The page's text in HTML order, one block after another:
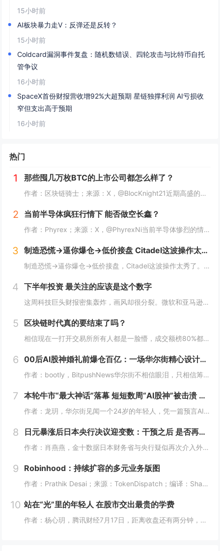
15小时前
AI板块暴力走V：反弹还是反转？
15小时前
Coldcard漏洞事件复盘：随机数错误、四轮攻击与比特币自托
管争议
16小时前
SpaceX首份财报营收增92%大超预期 星链独撑利润 AI亏损收
窄但支出高于预期
16小时前
热门
1 那些囤几万枚BTC的上市公司都怎么样了？
作者：区块链骑士；来源：X，@BlocKnight21近期高盛的一纸清算通知，让Strategy再次被推上了风口浪尖。7月29日到期的挂钩Strategy股票的结构性债券，每1000美元投资仅能收回约217美元，亏损近80%。而问题出在一个...
2 当前半导体疯狂行情下 能否做空长鑫？
作者：Phyrex；来源：X，@PhyrexNi当前半导体惨烈的情况下，我是不是可以做空长鑫？我个人的看法，当前长鑫的估值已经高到我想开始做空了，但上市初期的筹码结构仍然对空头非常不友好。我个人打算先多观察几天，尤其是过了上市前五个无涨跌幅...
3 制造恐慌→逼你爆仓→低价接盘 Citadel这波操作太秀了
制造恐慌→逼你爆仓→低价接盘，Citadel这波操作太秀了。Citadel这波操作，真的秀。“AI股神”Leopold Aschenbrenner的基金Situational Awareness，上半年回报439%，规模一度冲到450亿美元...
4 下半年投资 最关注的应该是这个数字
这周科技巨头财报密集轰炸，画风却很分裂。微软和亚马逊，云业务全线爆发。AWS二季度营收422亿美元，同比增长37%，是18个季度以来最快；Azure更猛，同比增速43%，全财年首次突破1000亿美元。两家股价财报后都是大涨，亚马逊盘后一度涨...
5 区块链时代真的要结束了吗？
相信现在一打开交易所所有人都是一脸懵，成交额榜80%都是美股，前十里就剩个BTC ETH SOL ，涨幅榜直接没了币的身影，清一色美股。这以前可都是山寨币的位置啊! 现在越来越多变成了股票，AI、机器人、航天这些热门股，涨起来一点也不比山...
6 00后AI股神婚礼前爆仓百亿：一场华尔街精心设计的「猎杀」？
作者：bootly，BitpushNews华尔街不相信眼泪，只相信筹码。2026年7月的最后一周，一个00后年轻人用百亿美金的代价，再次验证了这个道理。故事的主角叫Leopold Aschenbrenner。如果你关注AI圈，可能听过这个名...
7 本轮牛市“最大神话”落幕 短短数周“AI股神”被击溃 Citatdel出手收购全部仓位
作者：龙玥，华尔街见闻一个24岁的年轻人，凭一篇预言AI改变世界的长文，在华尔街募到450亿美元，今年上半年爆赚439%。然而，在近期AI板块大跌的这一个月里，他把两年积累的神话，一口气输了个精光。7月30日，华尔街流出一条消息：一家只有8...
8 日元暴涨后日本央行决议迎变数：干预之后 是否再度加息？
作者：肖燕燕，金十数据日本财务省与央行疑似再次介入外汇市场后，周四日元出现逾两年来最大单日涨幅。日本《日经新闻》报道称，日本政府和日本央行可能采取了汇市干预措施，以遏制日元持续疲软的走势。美国财长贝森特表示，“日本可能在（美东时间）周四早些...
9 Robinhood：持续扩容的多元业务版图
作者：Prathik Desai；来源：TokenDispatch；编译：Shaw，喜来顺财经几周前，我将Robinhood称作一站式金融超市，原因是它能够在同一平台满足美国人的各类金融需求。在之前的文章中，我写道：即便Robinhood新...
10 站在“光”里的年轻人 在股市交出最贵的学费
作者：杨心玥，腾讯财经7月17日，距离收盘还有两分钟，陈娅躲进了公司的厕所。她把隔间门锁上，盯着手机里一片刺眼的绿色。她咬了咬牙，把账户里“财通四子”、通信ETF全部卖掉。当时，这些基金盘中模拟净值跌幅都接近10%。陈娅是近期重仓光模块的年...